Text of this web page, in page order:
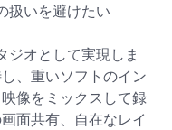
扱いを避けたい
ジオとして実現しま
、重いソフトのイン
像をミックスして録
面共有、自在なレイ